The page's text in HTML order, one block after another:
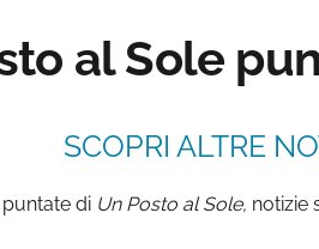
al Sole
SCOPRI ALTRE
di Un Posto al Sole, notizie